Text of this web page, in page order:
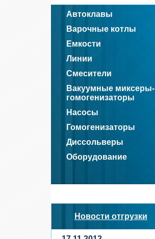
Автоклавы
Варочные котлы
Емкости
Линии
Смесители
Вакуумные миксеры-
гомогенизаторы
Насосы
Гомогенизаторы
Диссольверы
Оборудование
Новости отгрузки